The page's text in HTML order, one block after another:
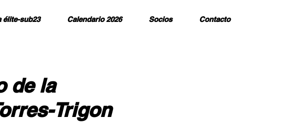
élite-sub23 Calendario 2026 Socios Contacto
de la
Trigon